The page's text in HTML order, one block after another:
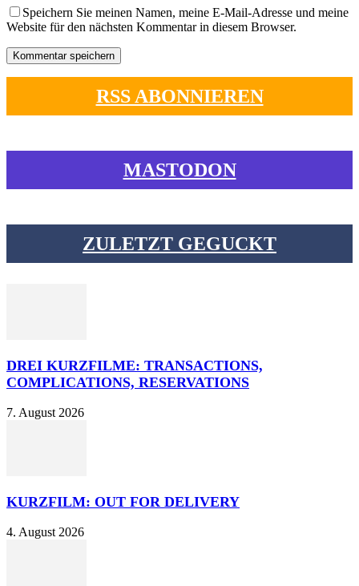
Speichern Sie meinen Namen, meine E-Mail-Adresse und meine
Website für den nächsten Kommentar in diesem Browser.
RSS ABONNIEREN
MASTODON
ZULETZT GEGUCKT
DREI KURZFILME: TRANSACTIONS,
COMPLICATIONS, RESERVATIONS
7. August 2026
KURZFILM: OUT FOR DELIVERY
4. August 2026